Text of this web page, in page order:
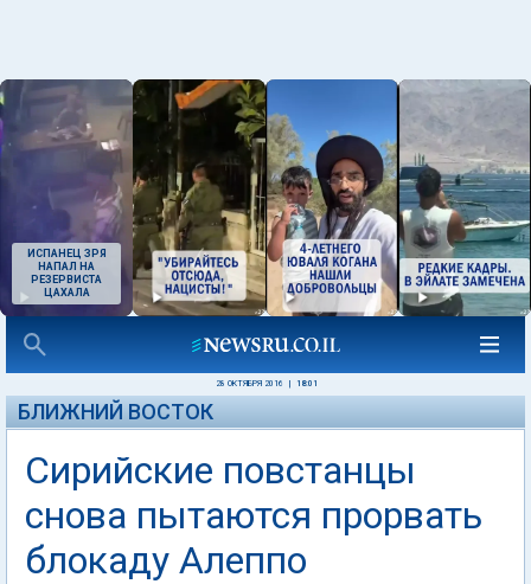
ИСПАНЕЦ ЗРЯ
НАПАЛ НА
РЕЗЕРВИСТА
ЦАХАЛА
28 ОКТЯБРЯ 2016 18:01
БЛИЖНИЙ ВОСТОК
Сирийские повстанцы
снова пытаются прорвать
блокаду Алеппо